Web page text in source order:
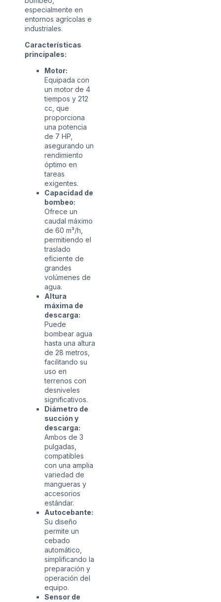
especialmente en
entornos agrícolas e
industriales.
Características
principales:
Motor:
Equipada con
un motor de 4
tiempos y 212
cc, que
proporciona
una potencia
de 7 HP,
asegurando un
rendimiento
óptimo en
tareas
exigentes.
Capacidad de
bombeo:
Ofrece un
caudal máximo
de 60 m³/h,
permitiendo el
traslado
eficiente de
grandes
volúmenes de
agua.
Altura
máxima de
descarga:
Puede
bombear agua
hasta una altura
de 28 metros,
facilitando su
uso en
terrenos con
desniveles
significativos.
Diámetro de
succión y
descarga:
Ambos de 3
pulgadas,
compatibles
con una amplia
variedad de
mangueras y
accesorios
estándar.
Autocebante:
Su diseño
permite un
cebado
automático,
simplificando la
preparación y
operación del
equipo.
Sensor de